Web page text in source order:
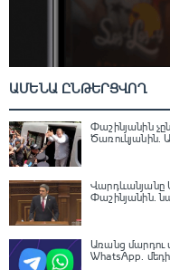
ԱՄԵՆԱ ԸՆԹԵՐՑՎՈՂ
Փաշինյանին
Ծառուկյանին.
Վարդևանյանը
Փաշինյանին․
Առանց մարդու
WhatsApp․